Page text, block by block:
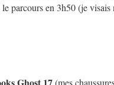
parcours en 3h50 (je
Ghost 17(mes